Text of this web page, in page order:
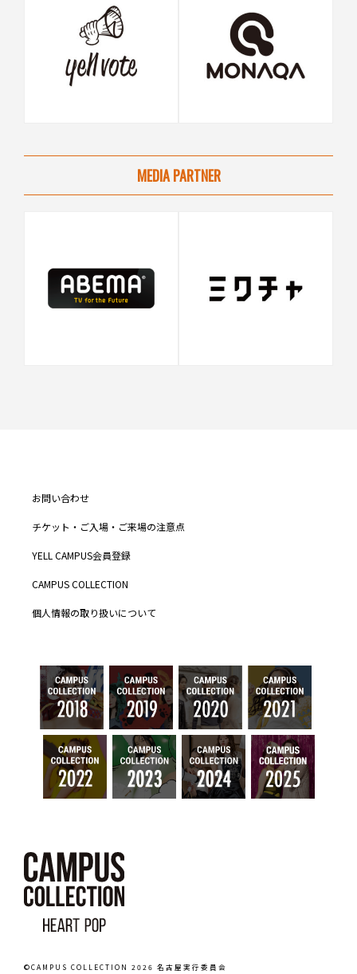
MEDIA PARTNER
お問い合わせ
チケット・ご入場・ご来場の注意点
YELL CAMPUS会員登録
CAMPUS COLLECTION
個人情報の取り扱いについて
©CAMPUS COLLECTION 2026 名古屋実行委員会